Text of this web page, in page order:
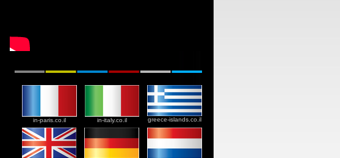
greece-islands.co.il
in-italy.co.il
in-paris.co.il